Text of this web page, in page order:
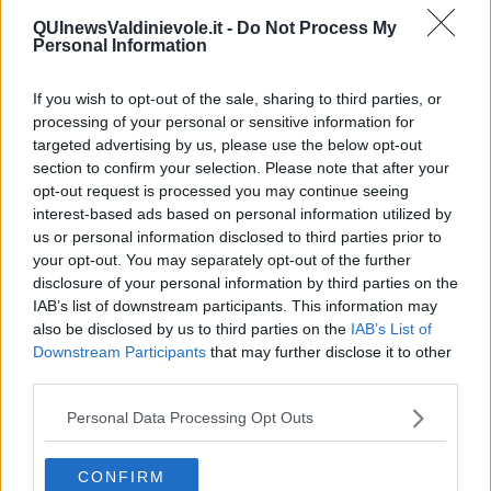
QUInewsValdinievole.it - Do Not Process My
Personal Information
If you wish to opt-out of the sale, sharing to third parties, or
processing of your personal or sensitive information for
targeted advertising by us, please use the below opt-out
section to confirm your selection. Please note that after your
opt-out request is processed you may continue seeing
interest-based ads based on personal information utilized by
us or personal information disclosed to third parties prior to
your opt-out. You may separately opt-out of the further
disclosure of your personal information by third parties on the
IAB’s list of downstream participants. This information may
also be disclosed by us to third parties on the IAB’s List of
Downstream Participants that may further disclose it to other
Personal Data Processing Opt Outs
CONFIRM
sforzo editoriale che andasse a coprire specificatamente questo
bisogno di lettura e un investimento della scuola e dei bibliotecari in
questo tipo di letteratura e, perché no?, di scrittura.
Mi chiedo se noi bibliotecari non dobbiamo riservare spazi fisici e
tempo per questi nuovi e particolarissimi lettori (stiamo parlando di
tanti bambini e di molti ragazzi). E mentre me lo domando, mi
rispondo che le nostre biblioteche sono già oberate di compiti e che
di tempo non sapremmo dove trovarne. Poi, mentre mi arrovello su
questo problema, mi viene a mente che potremmo a nostra volta
farci aiutare.Che qualche volenteroso studente universitario
potrebbe incoraggiare i ragazzi più piccoli a leggere, a capire
meglio i testi, ad orientarsi con più facilità nelle parole di una lingua
che non gli è ancora familiare. Qualcosa del genere potrebbero
fare anche gli studenti delle scuole superiori con quelli ancora più
piccoli. Magari incentivati da crediti formativi. Sì. Si potrebbe
costruire una catena di solidarietà e di sostegno, in grado di
insegnamenti di quello straordinario prete italiano che è stato
Lorenzo Milani.
Non lo so se i figli dei migranti e dei nuovi arrivati possano